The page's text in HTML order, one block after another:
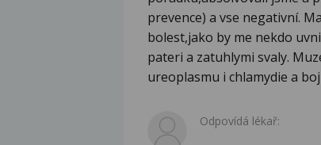
prevence) a vse negativní.
bolest,jako by me nekdo
pateri a zatuhlymi svaly.
ureoplasmu i chlamydie a
Odpovídá lékař: